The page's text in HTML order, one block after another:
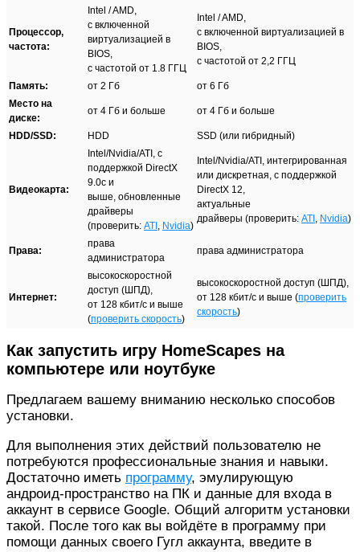
Процессор,
частота:
Intel / AMD,
с включенной
виртуализацией в
BIOS,
с частотой от 1.8 ГГЦ
Intel / AMD,
с включенной виртуализацией в
BIOS,
с частотой от 2,2 ГГЦ
Память: от 2 Гб
от 6 Гб
Место на
диске:
от 4 Гб и больше от 4 Гб и больше
HDD/SSD: HDD SSD (или гибридный)
Видеокарта:
Intel/Nvidia/ATI, с
поддержкой DirectX
9.0c и
выше, обновленные
драйверы
(проверить: ATI, Nvidia)
Intel/Nvidia/ATI, интегрированная
или дискретная, с поддержкой
DirectX 12,
актуальные
драйверы (проверить: ATI, Nvidia)
Права:
права
администратора
права администратора
Интернет:
высокоскоростной
доступ (ШПД),
от 128 кбит/с и выше
(проверить скорость)
высокоскоростной доступ (ШПД),
от 128 кбит/с и выше (проверить
скорость)
Как запустить игру HomeScapes на
компьютере или ноутбуке
Предлагаем вашему вниманию несколько способов
установки.
Для выполнения этих действий пользователю не
потребуются профессиональные знания и навыки.
Достаточно иметь программу, эмулирующую
андроид-пространство на ПК и данные для входа в
аккаунт в сервисе Google. Общий алгоритм установки
такой. После того как вы войдёте в программу при
помощи данных своего Гугл аккаунта, введите в